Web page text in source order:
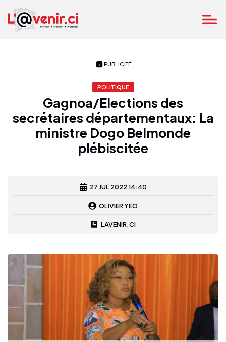
PUBLICITÉ
POLITIQUE
Gagnoa/Elections des
secrétaires départementaux: La
ministre Dogo Belmonde
plébiscitée
27 JUL 2022 14:40
OLIVIER YEO
LAVENIR.CI